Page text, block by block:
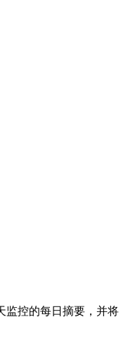
监控的每日摘要，并将